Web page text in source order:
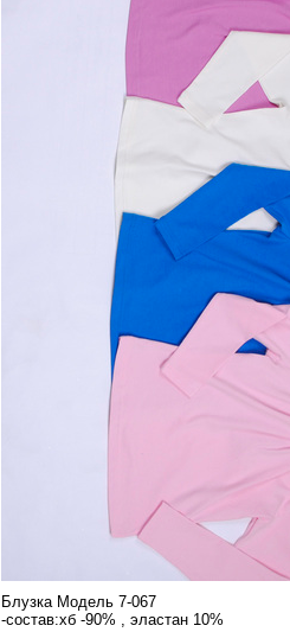
Блузка Модель 7-067
-состав:хб -90% , эластан 10%